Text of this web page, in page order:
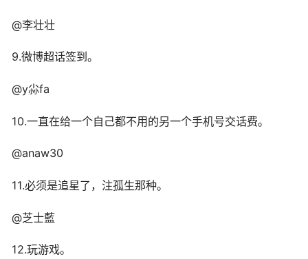
@李壮壮
9.微博超话签到。
@y尛fa
10.一直在给一个自己都不用的另一个手机号交话费。
@anaw30
11.必须是追星了，注孤生那种。
@芝士藍
12.玩游戏。